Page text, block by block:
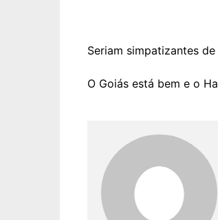
Seriam simpatizantes
O Goiás está bem e o